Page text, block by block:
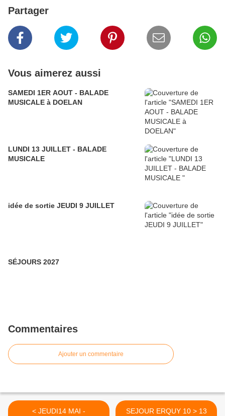
Partager
Vous aimerez aussi
SAMEDI 1ER AOUT - BALADE
MUSICALE à DOELAN
LUNDI 13 JUILLET - BALADE
MUSICALE
idée de sortie JEUDI 9 JUILLET
SÉJOURS 2027
Commentaires
Ajouter un commentaire
< JEUDI14 MAI -
SEJOUR ERQUY 10 > 13